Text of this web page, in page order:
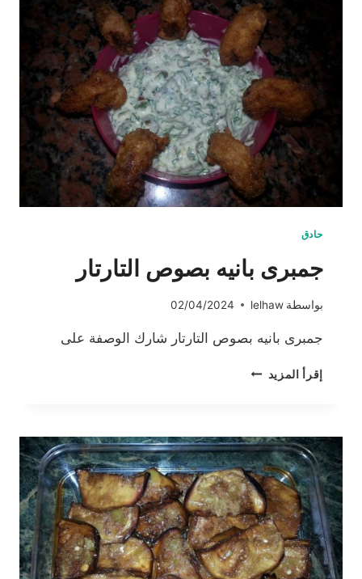
حادق
جمبرى بانيه بصوص التارتار
بواسطة lelhaw
02/04/2024
جمبرى بانيه بصوص التارتار شارك الوصفة على
إقرأ المزيد جمبرى